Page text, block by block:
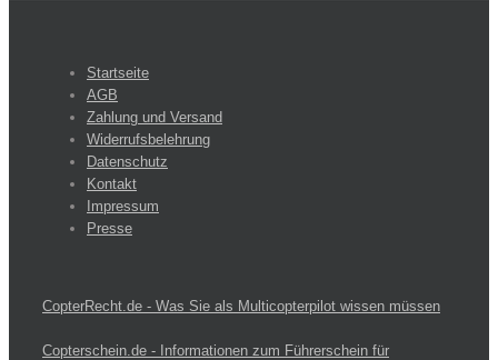
Startseite
AGB
Zahlung und Versand
Widerrufsbelehrung
Datenschutz
Kontakt
Impressum
Presse
CopterRecht.de - Was Sie als Multicopterpilot wissen müssen
Copterschein.de - Informationen zum Führerschein für